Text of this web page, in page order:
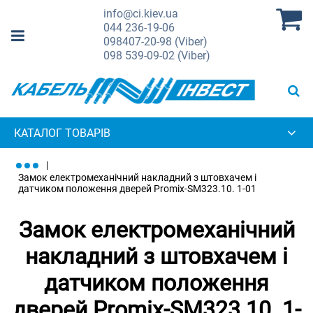
info@ci.kiev.ua
044236-19-06
098407-20-98 (Viber)
098 539-09-02 (Viber)
КАТАЛОГ ТОВАРІВ
Замок електромеханічний накладний з штовхачем і
датчиком положення дверей Promix-SM323.10. 1-01
Замок електромеханічний
накладний з штовхачем і
датчиком положення